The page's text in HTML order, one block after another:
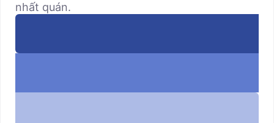
nhất quán.